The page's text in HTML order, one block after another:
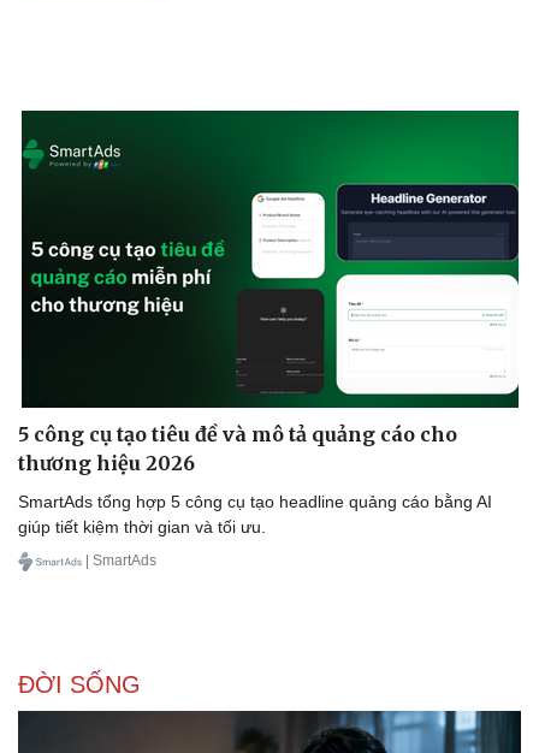
Pháp luật
Vụ án
Tin nóng
5 công cụ tạo tiêu đề và mô tả quảng cáo cho
thương hiệu 2026
SmartAds tổng hợp 5 công cụ tạo headline quảng cáo bằng AI
giúp tiết kiệm thời gian và tối ưu.
| SmartAds
ĐỜI SỐNG